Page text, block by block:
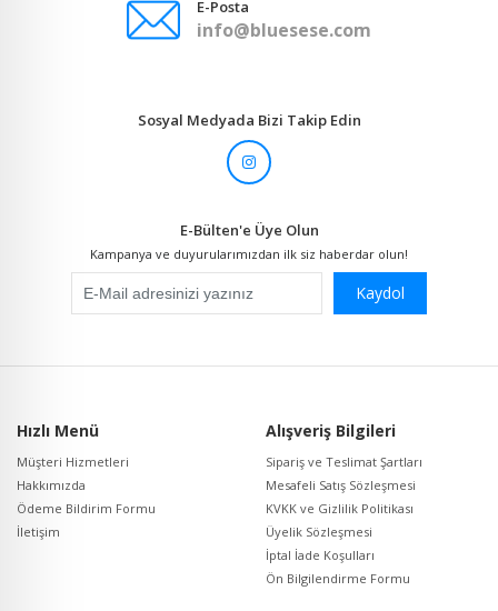
E-Posta
info@bluesese.com
Sosyal Medyada Bizi Takip Edin
E-Bülten'e Üye Olun
Kampanya ve duyurularımızdan ilk siz haberdar olun!
Kaydol
Hızlı Menü
Müşteri Hizmetleri
Hakkımızda
Ödeme Bildirim Formu
İletişim
Alışveriş Bilgileri
Sipariş ve Teslimat Şartları
Mesafeli Satış Sözleşmesi
KVKK ve Gizlilik Politikası
Üyelik Sözleşmesi
İptal İade Koşulları
Ön Bilgilendirme Formu